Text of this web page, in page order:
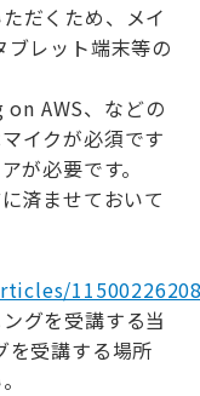
だくため、メイ
ブレット端末等の
AWS、などの
イクが必須です
が必要です。
済ませておいて
グを受講する当
を受講する場所